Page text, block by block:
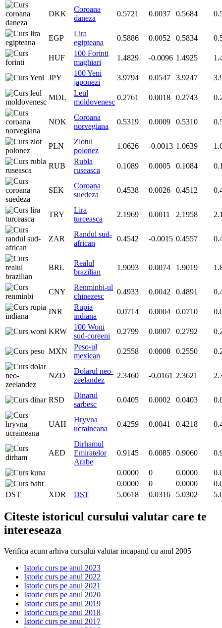
DKK
Coroana
daneza
0.5721 0.0037 0.5684
EGP
Lira
egipteana
0.5886 0.0052 0.5834
HUF
100 Forinti
maghiari
1.4829 -0.0096 1.4925
JPY
100 Yeni
japonezi
3.9794 0.0547 3.9247
MDL
Leul
moldovenesc
0.2761 0.0018 0.2743
NOK
Coroana
norvegiana
0.5319 0.0009 0.5310
PLN
Zlotul
polonez
1.0626 -0.0013 1.0639
RUB
Rubla
ruseasca
0.1089 0.0005 0.1084
SEK
Coroana
suedeza
0.4538 0.0026 0.4512
TRY
Lira
turceasca
2.1969 0.0011 2.1958
ZAR
Randul sud-
african
0.4542 -0.0015 0.4557
BRL
Realul
brazilian
1.9093 0.0074 1.9019
CNY
Renminbi-ul
chinezesc
0.4933 0.0042 0.4891
INR
Rupia
indiana
0.0714 0.0004 0.0710
KRW
100 Woni
sud-coreeni
0.2799 0.0007 0.2792
MXN
Peso-ul
mexican
0.2558 0.0008 0.2550
NZD
Dolarul neo-
zeelandez
2.3460 -0.0161 2.3621
RSD
Dinarul
sarbesc
0.0405 0.0002 0.0403
UAH
Hryvna
ucraineana
0.4259 0.0041 0.4218
AED
Dirhamul
Emiratelor
Arabe
0.9145 0.0085 0.9060
0.0000 0 0.0000
0.0000
0 0.0000
DST
XDR DST 5.0618 0.0316 5.0302
Citeste istoricul cursului valutar care te
intereseaza
Verifica acum arhiva cursului valutar incapand cu anul 2005
Istoric curs pe anul 2023
Istoric curs pe anul 2022
Istoric curs pe anul 2021
Istoric curs pe anul 2020
Istoric curs pe anul 2019
Istoric curs pe anul 2018
Istoric curs pe anul 2017